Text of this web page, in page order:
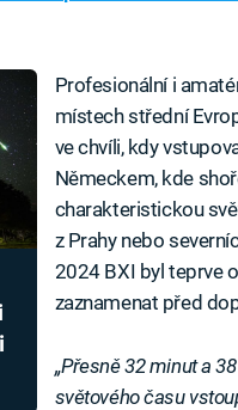
Profesionální i
místech střední
ve chvíli, kdy
Německem, kde
charakteristickou
z Prahy nebo
2024 BXI byl teprve
zaznamenat před
„Přesně 32 minut a
světového času